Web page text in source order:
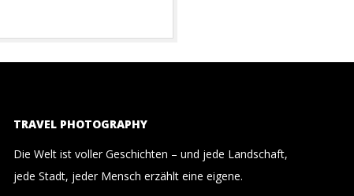
TRAVEL PHOTOGRAPHY
Die Welt ist voller Geschichten – und jede Landschaft,
jede Stadt, jeder Mensch erzählt eine eigene.